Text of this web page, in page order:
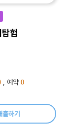
험
, 예약 0
출하기